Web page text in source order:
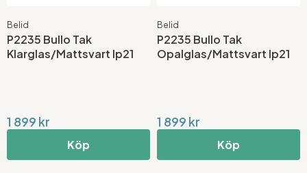
Belid
P2235 Bullo Tak
Klarglas/Mattsvart Ip21
1 899 kr
Köp
Belid
P2235 Bullo Tak
Opalglas/Mattsvart Ip21
1 899 kr
Köp